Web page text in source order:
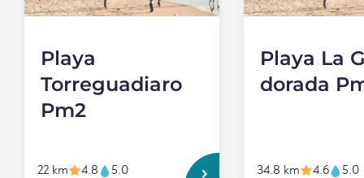
Playa
Torreguadiaro
Pm2
22 km 4.8 5.0
Playa La
dorada
34.8 km 4.6 5.0